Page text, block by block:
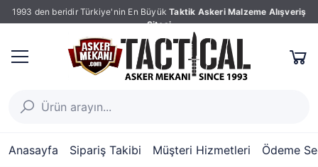
1993 den beridir Türkiye'nin En Büyük Taktik Askeri Malzeme Alışveriş
Sitesi
Anasayfa Sipariş Takibi Müşteri Hizmetleri Ödeme